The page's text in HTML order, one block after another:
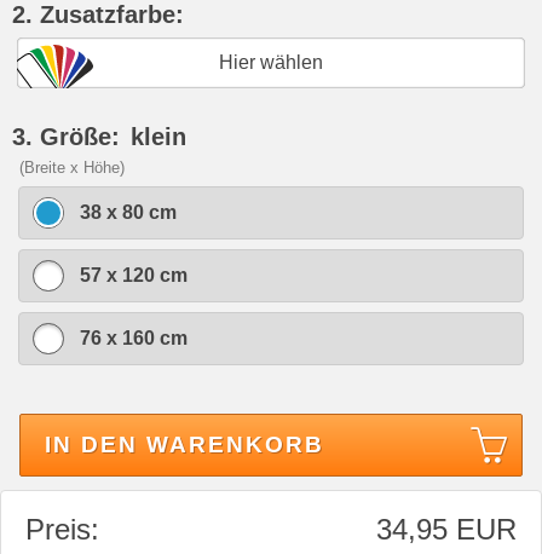
2. Zusatzfarbe:
Hier wählen
3. Größe: klein
(Breite x Höhe)
38 x 80 cm
57 x 120 cm
76 x 160 cm
IN DEN WARENKORB
Preis: 34,95 EUR